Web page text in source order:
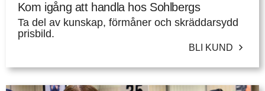
Kom igång att handla hos Sohlbergs
Ta del av kunskap, förmåner och skräddarsydd
prisbild.
BLI KUND